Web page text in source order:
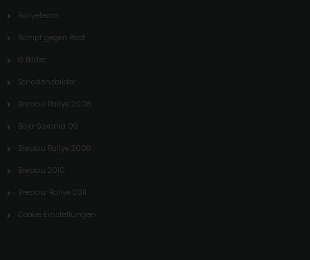
Rallyeteam
Kampf gegen Rost
G Bilder
Schadensbilder
Breslau Rallye 2008
Baja-Saxonia 09
Breslau Rallye 2009
Breslau 2010
Breslau-Rallye 2011
Cookie Einstellungen